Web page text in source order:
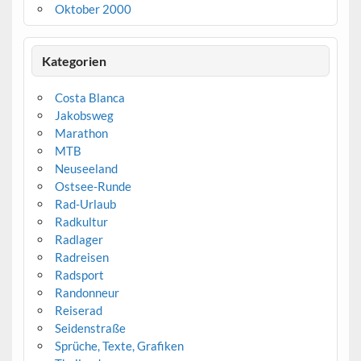
Oktober 2000
Kategorien
Costa Blanca
Jakobsweg
Marathon
MTB
Neuseeland
Ostsee-Runde
Rad-Urlaub
Radkultur
Radlager
Radreisen
Radsport
Randonneur
Reiserad
Seidenstraße
Sprüche, Texte, Grafiken